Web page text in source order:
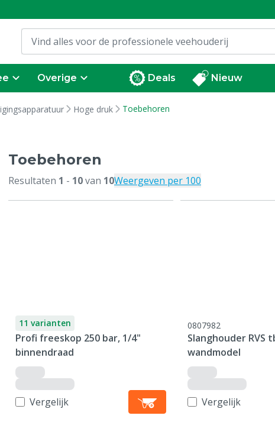
Overige Deals Nieuw
Hoge druk Toebehoren
Toebehoren
Resultaten 1 - 10van 10Weergeven per 100
11 varianten
Profi freeskop 250 bar, 1/4"
binnendraad
Vergelijk
0807982
Slanghouder RVS
wandmodel
Vergelijk